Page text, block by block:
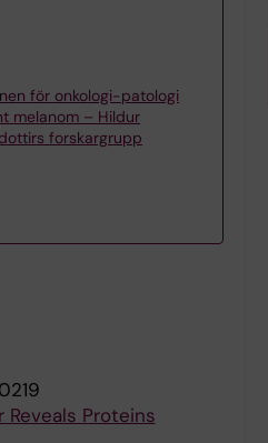
för onkologi-patologi
melanom – Hildur
forskargrupp
Proteins